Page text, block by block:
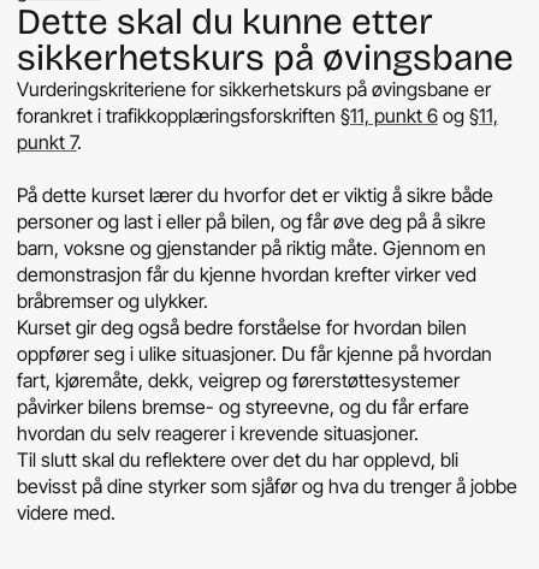
Dette skal du kunne etter
sikkerhetskurs på øvingsbane
Vurderingskriteriene for sikkerhetskurs på øvingsbane er
forankret i trafikkopplæringsforskriften §11, punkt 6og §11,
punkt 7.
På dette kurset lærer du hvorfor det er viktig å sikre både
personer og last i eller på bilen, og får øve deg på å sikre
barn, voksne og gjenstander på riktig måte. Gjennom en
demonstrasjon får du kjenne hvordan krefter virker ved
bråbremser og ulykker.
Kurset gir deg også bedre forståelse for hvordan bilen
oppfører seg i ulike situasjoner. Du får kjenne på hvordan
fart, kjøremåte, dekk, veigrep og førerstøttesystemer
påvirker bilens bremse- og styreevne, og du får erfare
hvordan du selv reagerer i krevende situasjoner.
Til slutt skal du reflektere over det du har opplevd, bli
bevisst på dine styrker som sjåfør og hva du trenger å jobbe
videre med.